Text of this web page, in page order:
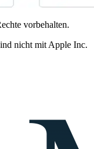
vorbehalten.
nicht mit Apple Inc.